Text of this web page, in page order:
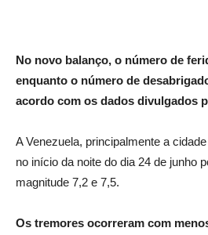
No novo balanço, o número de
enquanto o número de
acordo com os dados divulgados
A Venezuela, principalmente a
no início da noite do dia 24 de junho
magnitude 7,2 e 7,5.
Os tremores ocorreram com